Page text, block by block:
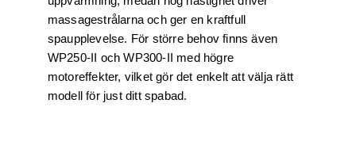
massagestrålarna och ger en kraftfull
spaupplevelse. För större behov finns även
WP250-II och WP300-II med högre
motoreffekter, vilket gör det enkelt att välja rätt
modell för just ditt spabad.